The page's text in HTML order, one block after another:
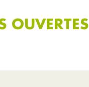
OUVERTES